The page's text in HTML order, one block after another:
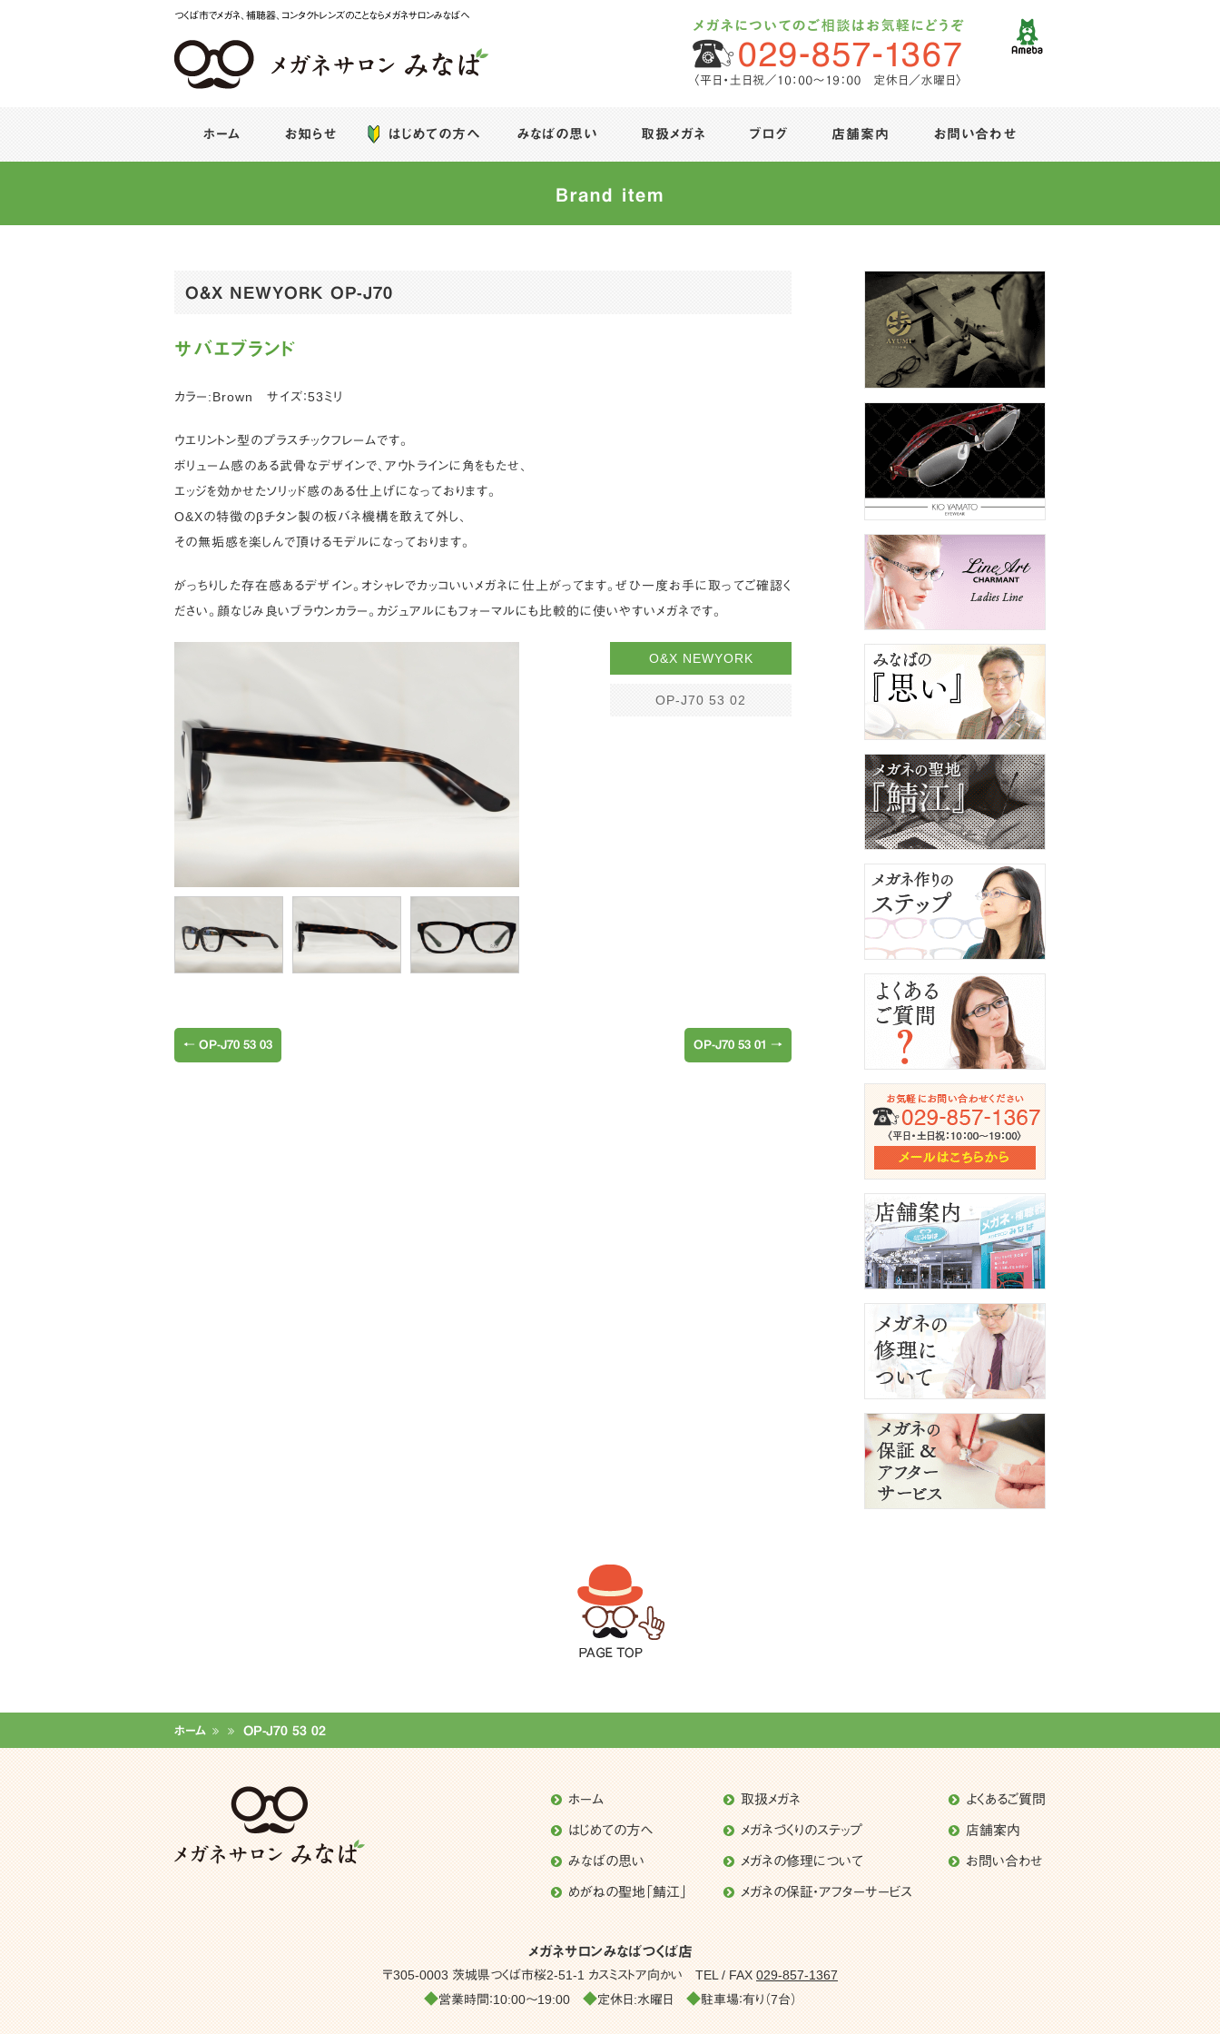
つくば市でメガネ、補聴器、コンタクトレンズのことならメガネサロンみなばへ
ホーム お知らせ はじめての方へ みなばの思い 取扱メガネ ブログ 店舗案内 お問い合わせ
Brand item
O&X NEWYORK OP-J70
サバエブランド
カラー:Brown サイズ：53ミリ
ウエリントン型のプラスチックフレームです。
ボリューム感のある武骨なデザインで、アウトラインに角をもたせ、
エッジを効かせたソリッド感のある仕上げになっております。
O&Xの特徴のβチタン製の板バネ機構を敢えて外し、
その無垢感を楽しんで頂けるモデルになっております。
がっちりした存在感あるデザイン。オシャレでカッコいいメガネに仕上がってます。ぜひ一度お手に取ってご確認く
ださい。顔なじみ良いブラウンカラー。カジュアルにもフォーマルにも比較的に使いやすいメガネです。
O&X NEWYORK
OP-J70 53 02
← OP-J70 53 03 OP-J70 53 01 →
ホーム OP-J70 53 02
ホーム
はじめての方へ
みなばの思い
めがねの聖地「鯖江」
取扱メガネ
メガネづくりのステップ
メガネの修理について
メガネの保証・アフターサービス
よくあるご質問
店舗案内
お問い合わせ
メガネサロンみなばつくば店
〒305-0003 茨城県つくば市桜2-51-1 カスミストア向かい TEL / FAX 029-857-1367
◆営業時間：10:00～19:00 ◆定休日:水曜日 ◆駐車場：有り（7台）